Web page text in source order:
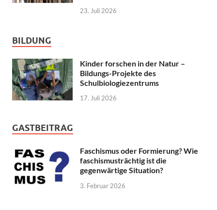
23. Juli 2026
BILDUNG
Kinder forschen in der Natur –
Bildungs-Projekte des
Schulbiologiezentrums
17. Juli 2026
GASTBEITRAG
Faschismus oder Formierung? Wie
faschismusträchtig ist die
gegenwärtige Situation?
3. Februar 2026